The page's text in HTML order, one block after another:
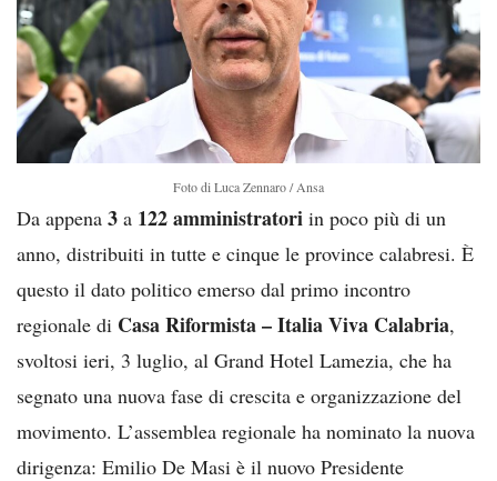
Foto di Luca Zennaro / Ansa
Da appena 3 a 122 amministratori in poco più di un
anno, distribuiti in tutte e cinque le province calabresi. È
questo il dato politico emerso dal primo incontro
regionale di Casa Riformista – Italia Viva Calabria,
svoltosi ieri, 3 luglio, al Grand Hotel Lamezia, che ha
segnato una nuova fase di crescita e organizzazione del
movimento. L’assemblea regionale ha nominato la nuova
dirigenza: Emilio De Masi è il nuovo Presidente